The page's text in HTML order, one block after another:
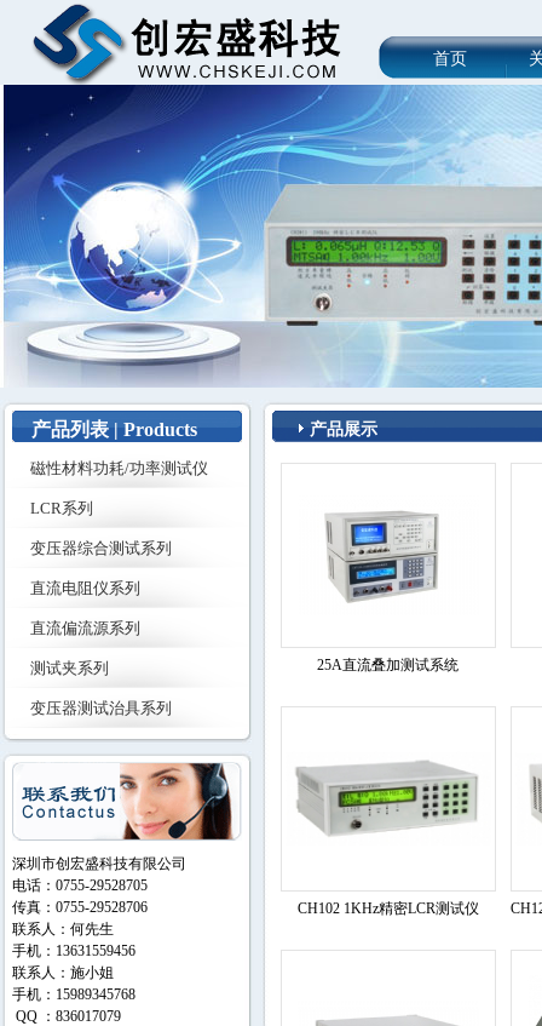
首页
产品列表 | Products
磁性材料功耗/功率测试仪
LCR系列
变压器综合测试系列
直流电阻仪系列
直流偏流源系列
测试夹系列
变压器测试治具系列
深圳市创宏盛科技有限公司
电话：0755-29528705
传真：0755-29528706
联系人：何先生
手机：13631559456
联系人：施小姐
手机：15989345768
QQ ：836017079
产品展示
25A直流叠加测试系统
CH102 1KHz精密LCR测试仪